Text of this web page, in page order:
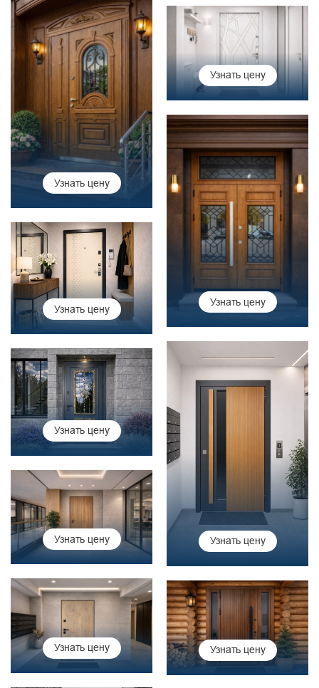
Узнать цену
Узнать цену
Узнать цену
Узнать цену
Узнать цену
Узнать цену
Узнать цену
Узнать цену Узнать цену